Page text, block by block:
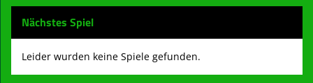
Nächstes Spiel
Leider wurden keine Spiele gefunden.